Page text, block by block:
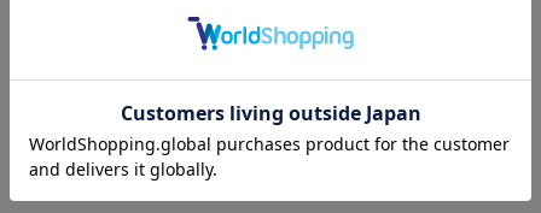
￥26,400